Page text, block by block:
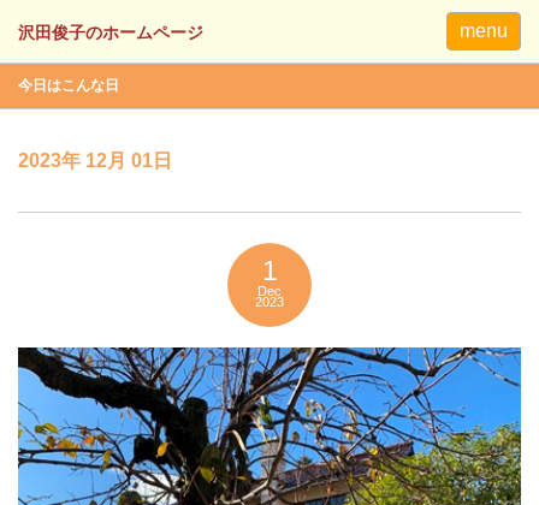
menu
今日はこんな日
2023年 12月 01日
1
Dec
2023